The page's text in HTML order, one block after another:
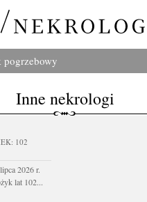
pogrzebowy
Inne nekrologi
102
2026 r.
lat 102...